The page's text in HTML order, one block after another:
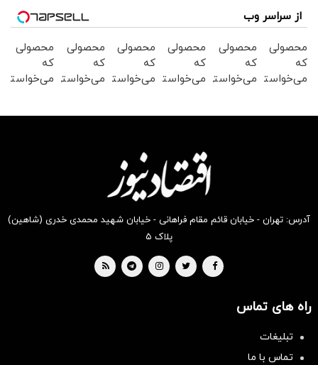
از سراسر وب
محصولی
که
می‌خواستی
محصولی
که
می‌خواستی
محصولی
که
می‌خواستی
بخر !
محصولی
که
می‌خواستی
بخر !
محصولی
که
می‌خواستی
محصولی
که
می‌خواستی
آدرس: تهران - خیابان قائم مقام فراهانی - خیابان شهید محمدی خدری (شاهین)
پلاک ۵
راه های تماس
تبلیغات
تماس با ما